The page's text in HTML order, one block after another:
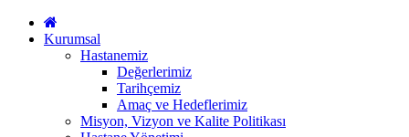
Kurumsal
Hastanemiz
Değerlerimiz
Tarihçemiz
Amaç ve Hedeflerimiz
Misyon, Vizyon ve Kalite Politikası